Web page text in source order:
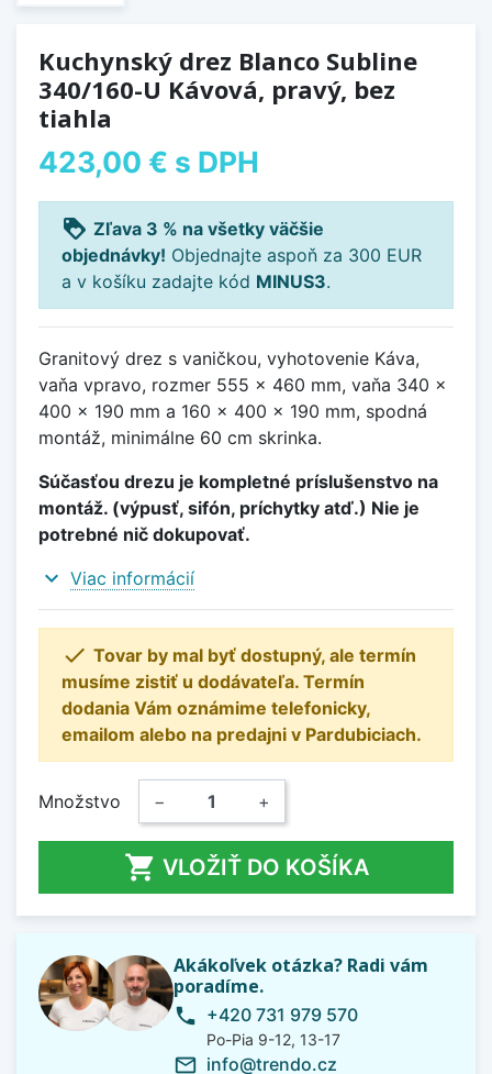
Kuchynský drez Blanco Subline
340/160-U Kávová, pravý, bez
tiahla
423,00 € s DPH
loyalty Zľava 3 % na všetky väčšie
objednávky! Objednajte aspoň za 300 EUR
a v košíku zadajte kód MINUS3.
Granitový drez s vaničkou, vyhotovenie Káva,
vaňa vpravo, rozmer 555 x 460 mm, vaňa 340 x
400 x 190 mm a 160 x 400 x 190 mm, spodná
montáž, minimálne 60 cm skrinka.
Súčasťou drezu je kompletné príslušenstvo na
montáž. (výpusť, sifón, príchytky atď.) Nie je
potrebné nič dokupovať.
expand_more Viac informácií
 Tovar by mal byť dostupný, ale termín
musíme zistiť u dodávateľa. Termín
dodania Vám oznámime telefonicky,
emailom alebo na predajni v Pardubiciach.
Množstvo − +
 VLOŽIŤ DO KOŠÍKA
Akákoľvek otázka? Radi vám
poradíme.
phone +420 731 979 570
Po-Pia 9-12, 13-17
mail_outline info@trendo.cz